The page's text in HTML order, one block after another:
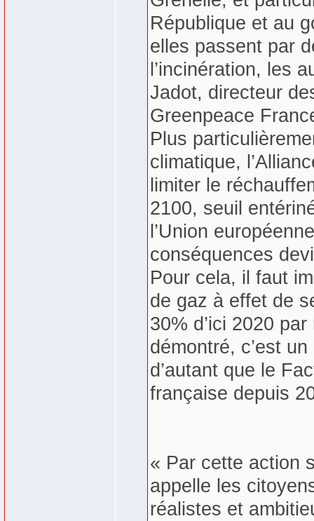
République et au
elles passent par
l’incinération, les
Jadot, directeur
Greenpeace
Plus
climatique,
limiter le
2100, seuil
l’Union
conséquences
Pour cela, il faut
de gaz à effet de
30% d’ici 2020
démontré, c’est
d’autant que le
française depuis
« Par cette action
appelle les
réalistes et